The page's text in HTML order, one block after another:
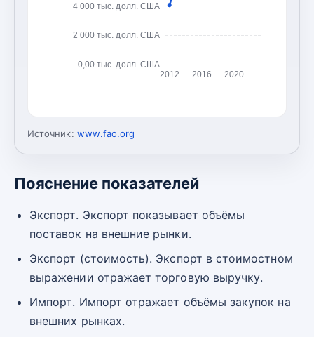
0,00 тыс. долл. США
2 000 тыс. долл. США
4 000 тыс. долл. США
2012 2016 2020
Источник: www.fao.org
Пояснение показателей
Экспорт. Экспорт показывает объёмы
поставок на внешние рынки.
Экспорт (стоимость). Экспорт в стоимостном
выражении отражает торговую выручку.
Импорт. Импорт отражает объёмы закупок на
внешних рынках.